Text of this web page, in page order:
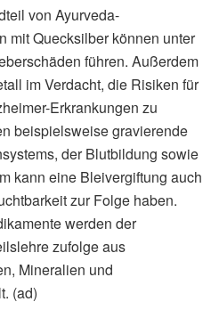
von Ayurveda-
mit Quecksilber können unter
führen. Außerdem
im Verdacht, die Risiken für
Erkrankungen zu
beispielsweise gravierende
der Blutbildung sowie
kann eine Bleivergiftung auch
zur Folge haben.
werden der
zufolge aus
Mineralien und
(ad)